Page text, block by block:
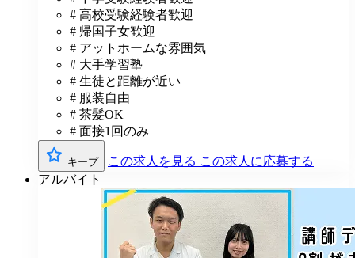
# 高校受験経験者歓迎
# 帰国子女歓迎
# アットホームな雰囲気
# 大手学習塾
# 生徒と距離が近い
# 服装自由
# 茶髪OK
# 面接1回のみ
キープ この求人を見る この求人に応募する
アルバイト